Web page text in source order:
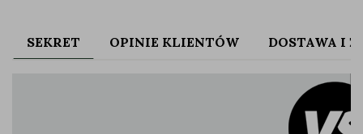
SEKRET OPINIE KLIENTÓW DOSTAWA I